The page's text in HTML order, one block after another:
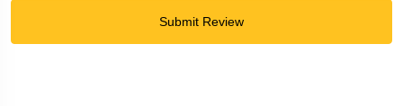
Submit Review